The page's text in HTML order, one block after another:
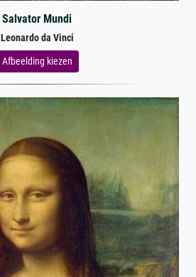
Salvator Mundi
Leonardo da Vinci
Afbeelding kiezen